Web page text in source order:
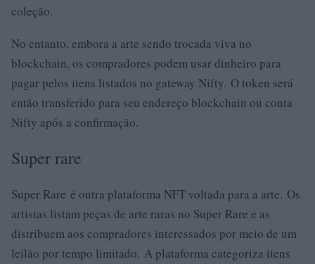
coleção.
No entanto, embora a arte sendo trocada viva no
blockchain, os compradores podem usar dinheiro para
pagar pelos itens listados no gateway Nifty. O token será
então transferido para seu endereço blockchain ou conta
Nifty após a confirmação.
Super rare
Super Rare é outra plataforma NFT voltada para a arte. Os
artistas listam peças de arte raras no Super Rare e as
distribuem aos compradores interessados ​​por meio de um
leilão por tempo limitado. A plataforma categoriza itens